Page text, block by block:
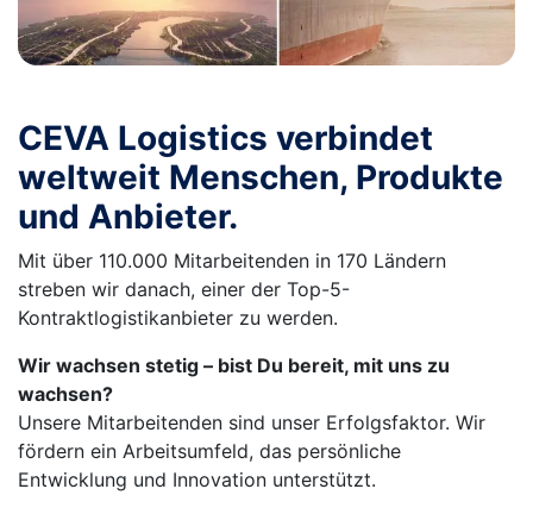
CEVA Logistics verbindet
weltweit Menschen, Produkte
und Anbieter.
Mit über 110.000 Mitarbeitenden in 170 Ländern
streben wir danach, einer der Top-5-
Kontraktlogistikanbieter zu werden.
Wir wachsen stetig – bist Du bereit, mit uns zu
wachsen?
Unsere Mitarbeitenden sind unser Erfolgsfaktor. Wir
fördern ein Arbeitsumfeld, das persönliche
Entwicklung und Innovation unterstützt.